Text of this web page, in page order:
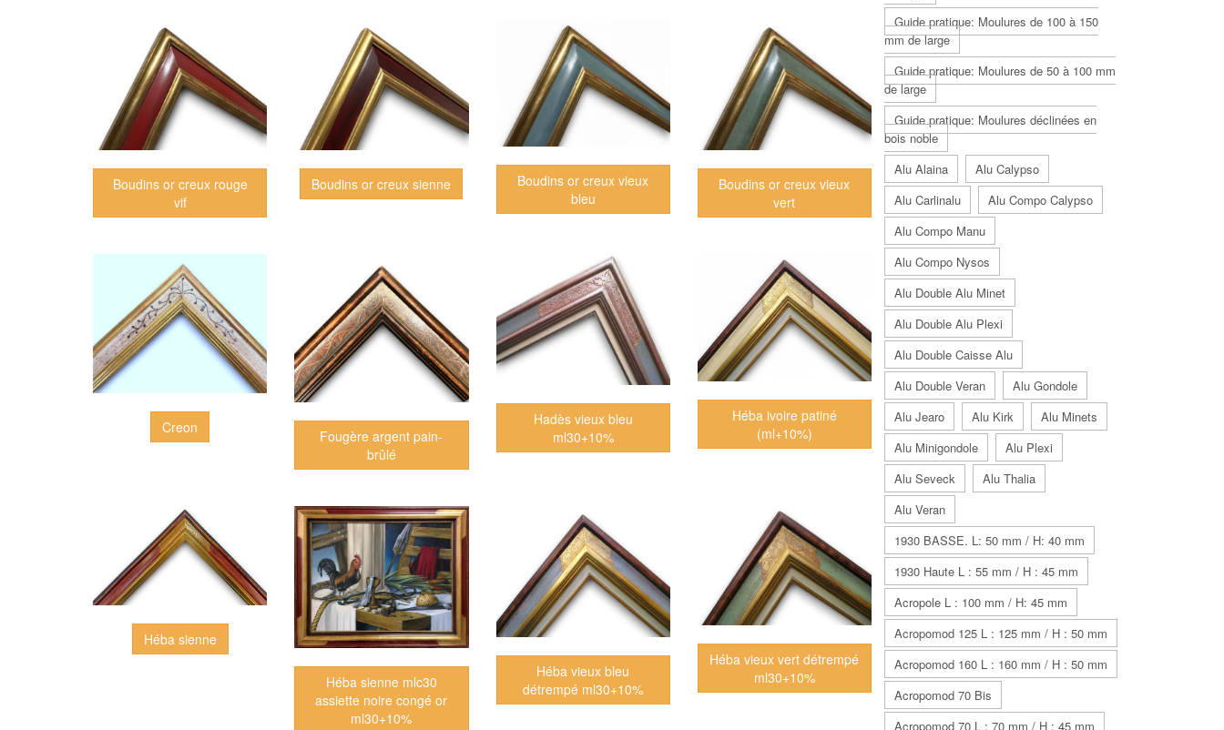
Boudins or creux rouge
vif
Boudins or creux sienne
Boudins or creux vieux
bleu
Boudins or creux vieux
vert
Creon
Fougère argent pain-
brûlé
Hadès vieux bleu
ml30+10%
Héba ivoire patiné
(ml+10%)
Héba sienne
Héba sienne mlc30
assiette noire congé or
ml30+10%
Héba vieux bleu
détrempé ml30+10%
Héba vieux vert détrempé
ml30+10%
Guide pratique: Moulures de 100 à 150
mm de large
Guide pratique: Moulures de 50 à 100 mm
de large
Guide pratique: Moulures déclinées en
bois noble
Alu Alaina
Alu Calypso
Alu Carlinalu
Alu Compo Calypso
Alu Compo Manu
Alu Compo Nysos
Alu Double Alu Minet
Alu Double Alu Plexi
Alu Double Caisse Alu
Alu Double Veran
Alu Gondole
Alu Jearo
Alu Kirk
Alu Minets
Alu Minigondole
Alu Plexi
Alu Seveck
Alu Thalia
Alu Veran
1930 BASSE. L: 50 mm / H: 40 mm
1930 Haute L : 55 mm / H : 45 mm
Acropole L : 100 mm / H: 45 mm
Acropomod 125 L : 125 mm / H : 50 mm
Acropomod 160 L : 160 mm / H : 50 mm
Acropomod 70 Bis
Acropomod 70 L : 70 mm / H : 45 mm